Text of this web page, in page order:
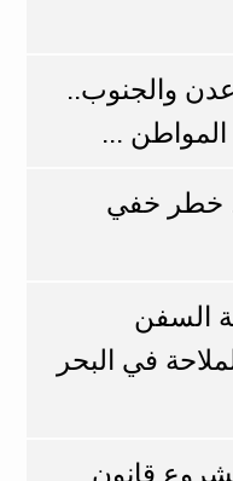
عدن والجنوب..
المواطن ...
خطر خفي
السفن
في البحر
قانون